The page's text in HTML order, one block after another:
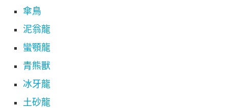
傘鳥
泥翁龍
蠻顎龍
青熊獸
冰牙龍
土砂龍